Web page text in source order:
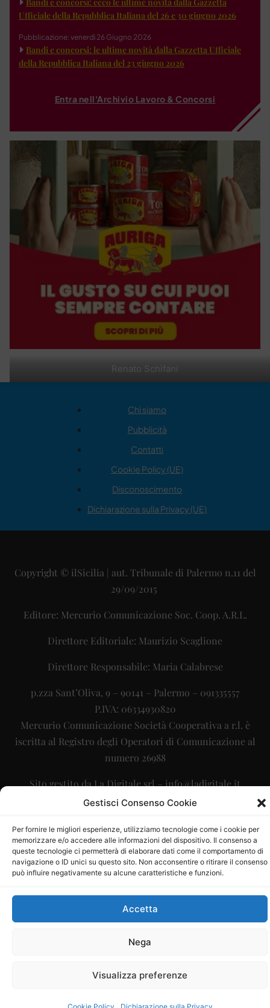
Gestisci Consenso Cookie
Per fornire le migliori esperienze, utilizziamo tecnologie come i cookie per
memorizzare e/o accedere alle informazioni del dispositivo. Il consenso a
queste tecnologie ci permetterà di elaborare dati come il comportamento di
navigazione o ID unici su questo sito. Non acconsentire o ritirare il consenso
può influire negativamente su alcune caratteristiche e funzioni.
Accetta
Nega
Visualizza preferenze
Renato Schifani
Ufficiale della Repubblica Italiana del 26 e 30 giugno 2026
Pubblicazione: venerdì 26 Giugno 2026
Bandi e concorsi: le ultime novità dalla Gazzetta Ufficiale
della Repubblica Italiana del 23 giugno 2026
Entra nell'Archivio Lavoro & Concorsi
Chi siamo
Pubblicità
Contatti
Cookie Policy (UE)
Disconoscimento
Dichiarazione sulla Privacy (UE)
Copyright © ilSicilia | aut. Tribunale di Palermo n.11 del
29/09/2015
Editore: Mercurio Comunicazione Soc. Coop. A.R.L.
Direttore Editoriale: Maurizio Scaglione
Direttore Responsabile: Maria Calabrese
p.zza Sant’Oliva, 9 – 90141 – Palermo – 091335557
P.IVA: 06334930820
Mercurio Comunicazione Società Cooperativa a r.l. è
iscritta al Registro degli Operatori di Comunicazione al
numero 26988
Sito gestito daLa Digitale srl–info@ladigitale.it